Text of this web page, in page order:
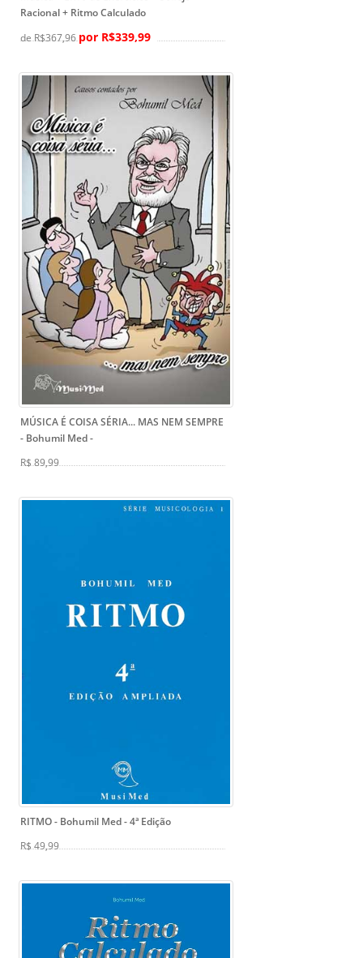
Racional + Ritmo Calculado
de R$367,96por R$339,99
MÚSICA É COISA SÉRIA... MAS NEM SEMPRE
- Bohumil Med-
R$ 89,99
RITMO - Bohumil Med- 4ª Edição
R$ 49,99